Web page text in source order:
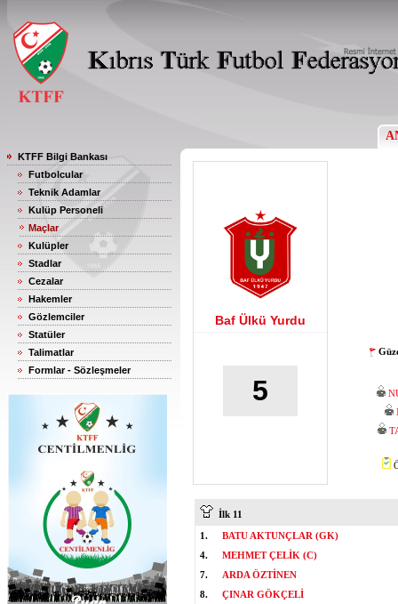
KTFF Bilgi Bankası
Futbolcular
Teknik Adamlar
Kulüp Personeli
Maçlar
Kulüpler
Stadlar
Cezalar
Hakemler
Gözlemciler
Statüler
Talimatlar
Formlar - Sözleşmeler
Baf Ülkü Yurdu
5
İlk 11
1.
BATU AKTUNÇLAR (GK)
4.
MEHMET ÇELİK (C)
7.
ARDA ÖZTİNEN
8.
ÇINAR GÖKÇELİ